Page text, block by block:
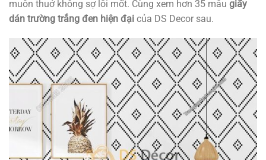
muôn thuở không sợ lỗi mốt. Cùng xem hơn 35 mẫu giấy
dán trường trắng đen hiện đại của DS Decor sau.